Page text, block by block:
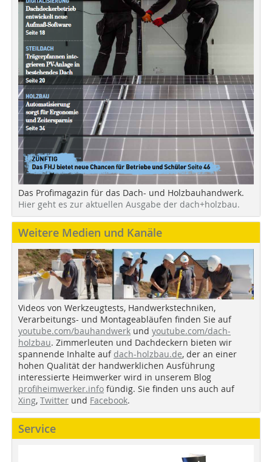
Das Profimagazin für das Dach- und Holzbauhandwerk.
Hier geht es zur aktuellen Ausgabe der dach+holzbau.
Weitere Medien und Kanäle
Videos von Werkzeugtests, Handwerkstechniken,
Verarbeitungs- und Montageabläufen finden Sie auf
youtube.com/bauhandwerk und youtube.com/dach-
holzbau. Zimmerleuten und Dachdeckern bieten wir
spannende Inhalte auf dach-holzbau.de, der an einer
hohen Qualität der handwerklichen Ausführung
interessierte Heimwerker wird in unserem Blog
profiheimwerker.info fündig. Sie finden uns auch auf
Xing, Twitter und Facebook.
Service